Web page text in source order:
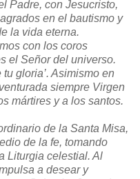
Padre, con Jesucristo,
en el bautismo y
la vida eterna.
con los coros
el Señor del universo.
gloria’. Asimismo en
siempre Virgen
mártires y a los santos.
de la Santa Misa,
de la fe, tomando
Liturgia celestial. Al
a desear y